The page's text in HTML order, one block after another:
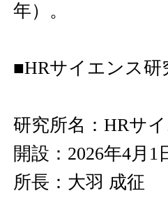
年）。
■HRサイエンス研
研究所名：HRサ
開設：2026年4月1
所長：大羽 成征